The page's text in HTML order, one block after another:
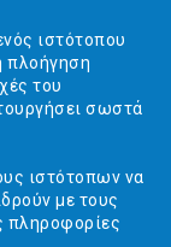
ιστότοπου
πλοήγηση
του
σωστά
ιστότοπων να
με τους
πληροφορίες